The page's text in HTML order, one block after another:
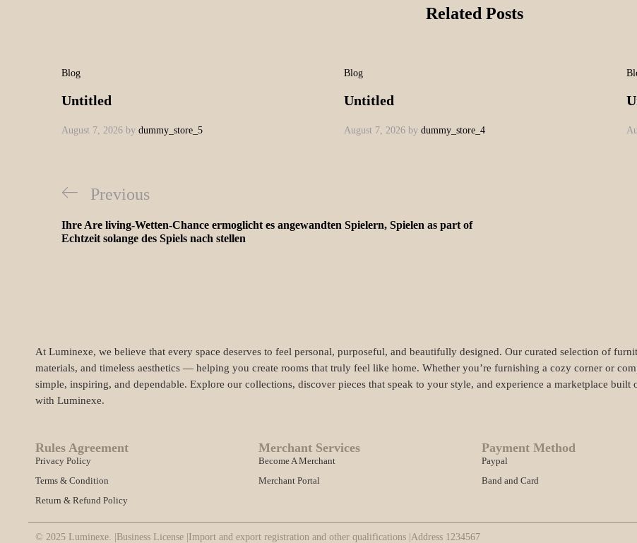
Related Posts
Blog
Untitled
August 7, 2026 by dummy_store_5
Blog
Untitled
August 7, 2026 by dummy_store_4
Previous
Ihre Are living-Wetten-Chance ermoglicht es angewandten Spielern, Spielen as part of
Echtzeit solange des Spiels nach stellen
At Luminexe, we believe that every space deserves to feel personal, purposeful, and beautifully designed. Our curated selection of
materials, and timeless aesthetics — helping you create rooms that truly feel like home. Whether you’re furnishing a cozy corner or
simple, inspiring, and dependable. Explore our collections, discover pieces that speak to your style, and experience a marketplace
with Luminexe.
Rules Agreement
Privacy Policy
Terms & Condition
Return & Refund Policy
Merchant Services
Become A Merchant
Merchant Portal
Payment Method
Paypal
Band and Card
© 2025 Luminexe. | Business License | Import and export registration and other qualifications | Address 1234567